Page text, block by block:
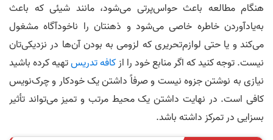
هنگام مطالعه باعث حواس‌پرتی می‌شود، مانند شیئی که باعث
به‌یادآوردن خاطره خاصی می‌شود و ذهنتان را ناخودآگاه مشغول
می‌کند و یا حتی لوازم‌تحریری که لزومی به بودن آن‌ها در نزدیکی‌تان
نیست. توجه کنید که اگر منابع خود را ازکافه‌ تدریستهیه کرده باشید
نیازی به نوشتن جزوه نیست و صرفاً داشتن یک خودکار و چرک‌نویس
کافی است. در نهایت داشتن یک محیط مرتب و تمیز می‌تواند تأثیر
بسزایی در تمرکز داشته باشد.